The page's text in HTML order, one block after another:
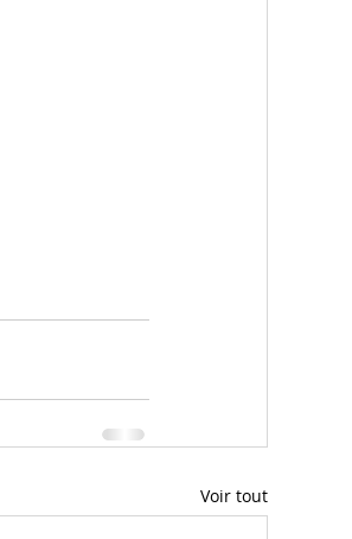
Voir tout